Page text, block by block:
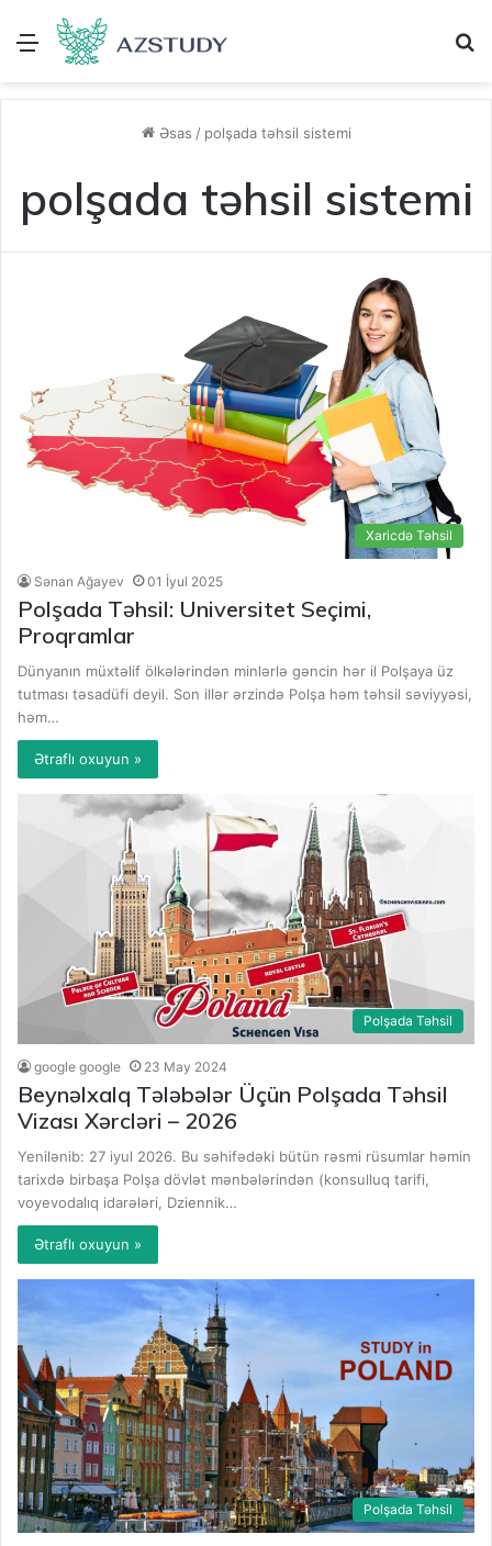
Menu
Əsas / polşada təhsil sistemi
polşada təhsil sistemi
Xaricdə Təhsil
Sənan Ağayev 01 İyul 2025
Polşada Təhsil: Universitet Seçimi,
Proqramlar
Dünyanın müxtəlif ölkələrindən minlərlə gəncin hər il Polşaya üz
tutması təsadüfi deyil. Son illər ərzində Polşa həm təhsil səviyyəsi,
həm…
Ətraflı oxuyun »
Polşada Təhsil
google google 23 May 2024
Beynəlxalq Tələbələr Üçün Polşada Təhsil
Vizası Xərcləri – 2026
Yenilənib: 27 iyul 2026. Bu səhifədəki bütün rəsmi rüsumlar həmin
tarixdə birbaşa Polşa dövlət mənbələrindən (konsulluq tarifi,
voyevodalıq idarələri, Dziennik…
Ətraflı oxuyun »
Polşada Təhsil